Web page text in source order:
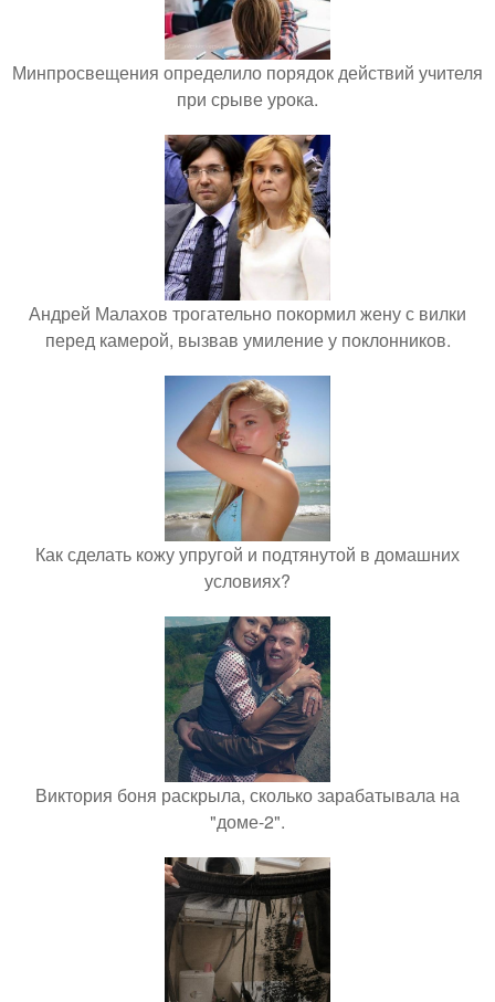
Минпросвещения определило порядок действий учителя
при срыве урока.
Андрей Малахов трогательно покормил жену с вилки
перед камерой, вызвав умиление у поклонников.
Как сделать кожу упругой и подтянутой в домашних
условиях?
Виктория боня раскрыла, сколько зарабатывала на
"доме-2".